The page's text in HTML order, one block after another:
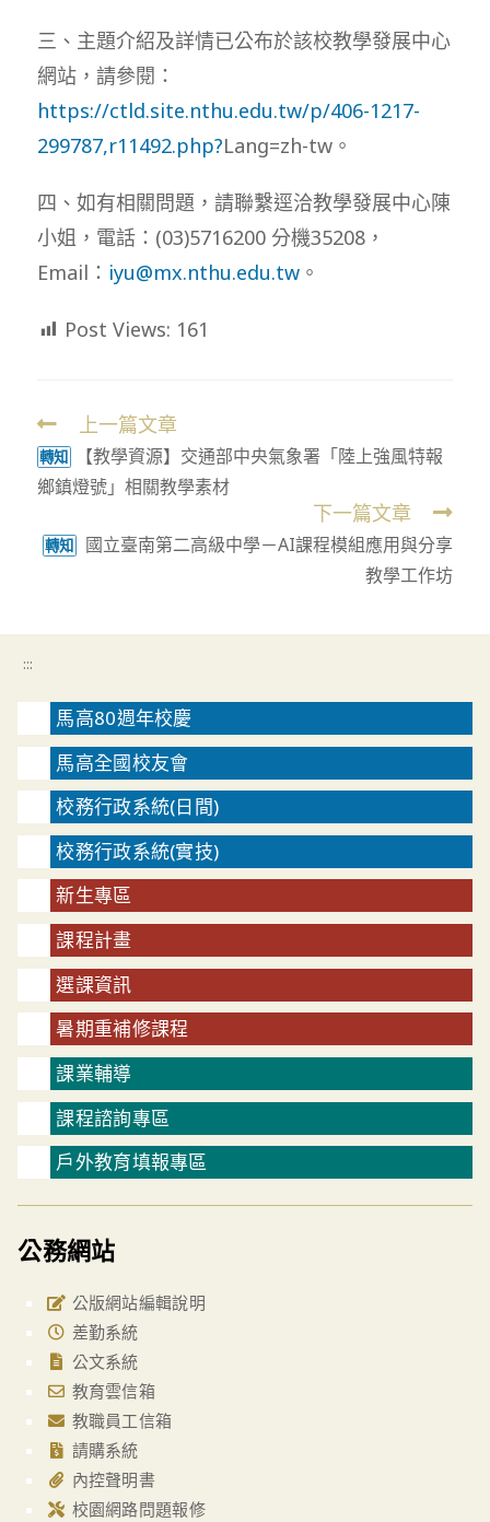
三、主題介紹及詳情已公布於該校教學發展中心
網站，請參閱：
https://ctld.site.nthu.edu.tw/p/406-1217-
299787,r11492.php?Lang=zh-tw。
四、如有相關問題，請聯繫逕洽教學發展中心陳
小姐，電話：(03)5716200 分機35208，
Email： iyu@mx.nthu.edu.tw。
Post Views: 161
Read
more
articles
上一篇文章
轉知
【教學資源】交通部中央氣象署「陸上強風特報
鄉鎮燈號」相關教學素材
下一篇文章
轉知
國立臺南第二高級中學－AI課程模組應用與分享
教學工作坊
:::
馬高80週年校慶
馬高全國校友會
校務行政系統(日間)
校務行政系統(實技)
新生專區
課程計畫
選課資訊
暑期重補修課程
課業輔導
課程諮詢專區
戶外教育填報專區
公務網站
公版網站編輯說明
差勤系統
公文系統
教育雲信箱
教職員工信箱
請購系統
內控聲明書
校園網路問題報修